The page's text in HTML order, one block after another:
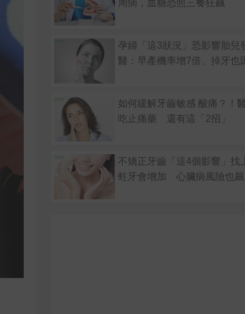
周病，血糖恐照三餐狂飆
孕婦「這3狀況」恐影響胎兒
醫：早產機率增7倍、掉牙也
如何緩解牙齒敏感 酸痛？！
吃止痛藥 還有這「2招」
不矯正牙齒「這4個影響」找
蛀牙會增加 心臟病風險也